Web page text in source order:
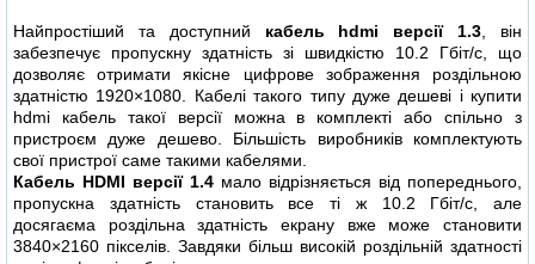
Найпростіший та доступний кабель hdmi версії 1.3, він
забезпечує пропускну здатність зі швидкістю 10.2 Гбіт/с, що
дозволяє отримати якісне цифрове зображення роздільною
здатністю 1920×1080. Кабелі такого типу дуже дешеві і купити
hdmi кабель такої версії можна в комплекті або спільно з
пристроєм дуже дешево. Більшість виробників комплектують
свої пристрої саме такими кабелями.
Кабель HDMI версії 1.4 мало відрізняється від попереднього,
пропускна здатність становить все ті ж 10.2 Гбіт/с, але
досягаєма роздільна здатність екрану вже може становити
3840×2160 пікселів. Завдяки більш високій роздільній здатності